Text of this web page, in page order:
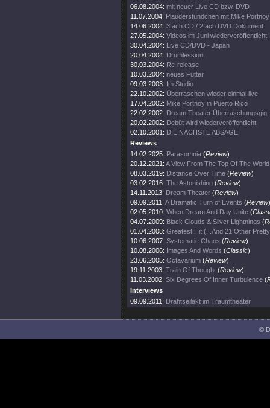
06.08.2004: mit neuer Live CD bzw. DVD
11.07.2004: Plauderstündchen mit Mike Portnoy
14.06.2004: 3fach CD / 2fach DVD Dokument
27.05.2004: Videos im Juni wiederveröffentlicht
30.04.2004: Live CD/DVD - Japan
20.04.2004: Drumlession
30.03.2004: Re-release
10.03.2004: neues Futter
09.03.2003: Im Studio
22.10.2002: Überraschen wieder einmal live
17.04.2002: Mike Portnoy in Puerto Rico
22.02.2002: Dream Theater Überraschungsgig
20.02.2002: Debüt wird wiederveröffentlicht
02.10.2001: DIE NÄCHSTE ABSAGE
Reviews
14.02.2025: Parasomnia (Review)
20.12.2021: A View From The Top Of The World
08.03.2019: Distance Over Time (Review)
03.02.2016: The Astonishing (Review)
14.11.2013: Dream Theater (Review)
09.09.2011: A Dramatic Turn of Events (Review)
02.05.2010: When Dream And Day Unite (
04.07.2009: Black Clouds & Silver Lightnings (
01.04.2008: Greatest Hit (...And 21 Other
10.06.2007: Systematic Chaos (Review)
10.08.2006: Images And Words (Classic)
23.06.2005: Octavarium (Review)
19.11.2003: Train Of Thought (Review)
11.03.2002: Six Degrees Of Inner Turbulence (
Interviews
09.09.2011: Drahtseilakt im Traumtheater
©